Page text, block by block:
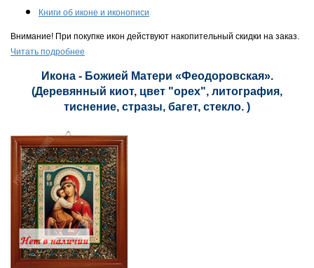
Книги об иконе и иконописи
Внимание! При покупке икон действуют накопительный скидки на заказ.
Читать подробнее
Икона - Божией Матери «Феодоровская».
(Деревянный киот, цвет "орех", литография,
тиснение, стразы, багет, стекло. )